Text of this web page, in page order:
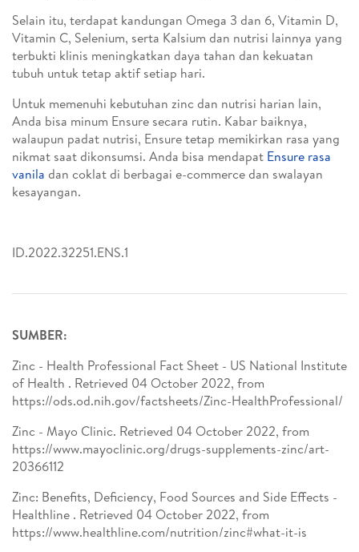
Selain itu, terdapat kandungan Omega 3 dan 6, Vitamin D,
Vitamin C, Selenium, serta Kalsium dan nutrisi lainnya yang
terbukti klinis meningkatkan daya tahan dan kekuatan
tubuh untuk tetap aktif setiap hari.
Untuk memenuhi kebutuhan zinc dan nutrisi harian lain,
Anda bisa minum Ensure secara rutin. Kabar baiknya,
walaupun padat nutrisi, Ensure tetap memikirkan rasa yang
nikmat saat dikonsumsi. Anda bisa mendapat Ensure rasa
vanila dan coklat di berbagai e-commerce dan swalayan
kesayangan.
ID.2022.32251.ENS.1
SUMBER:
Zinc - Health Professional Fact Sheet - US National Institute
of Health . Retrieved 04 October 2022, from
https://ods.od.nih.gov/factsheets/Zinc-HealthProfessional/
Zinc - Mayo Clinic. Retrieved 04 October 2022, from
https://www.mayoclinic.org/drugs-supplements-zinc/art-
20366112
Zinc: Benefits, Deficiency, Food Sources and Side Effects -
Healthline . Retrieved 04 October 2022, from
https://www.healthline.com/nutrition/zinc#what-it-is